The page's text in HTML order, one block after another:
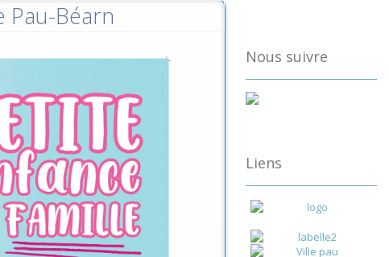
Pau-Béarn
Nous suivre
Liens